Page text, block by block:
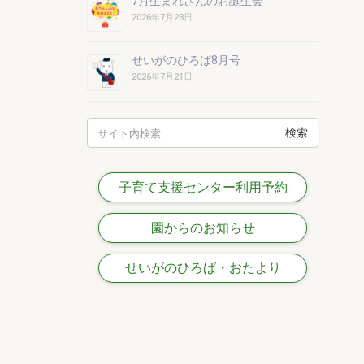
2026年7月28日
せいがのひろば8月号
2026年7月21日
子育て支援センター利用予約
園からのお知らせ
せいがのひろば・おたより